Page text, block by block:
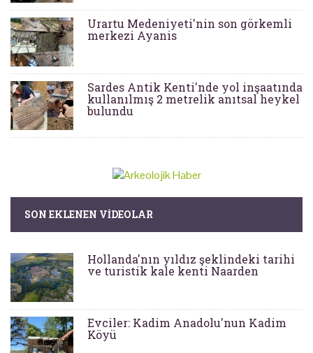
Urartu Medeniyeti'nin son görkemli
merkezi Ayanis
Sardes Antik Kenti'nde yol inşaatında
kullanılmış 2 metrelik anıtsal heykel
bulundu
SON EKLENEN VIDEOLAR
Hollanda'nın yıldız şeklindeki tarihi
ve turistik kale kenti Naarden
Evciler: Kadim Anadolu'nun Kadim
Köyü